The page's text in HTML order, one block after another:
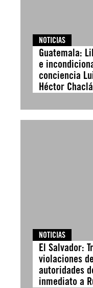
NOTICIAS
Guatemala:
e
conciencia
Héctor
NOTICIAS
El Salvador:
violaciones
autoridades
inmediato a